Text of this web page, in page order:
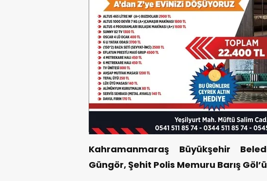
Kahramanmaraş Büyükşehir
Güngör, Şehit Polis Memuru Barış